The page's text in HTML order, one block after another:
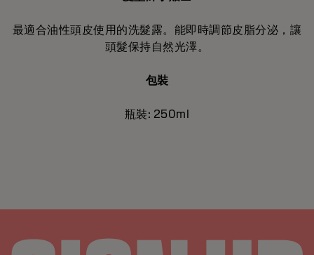
最適合油性頭皮使用的洗髮露。能即時調節皮脂分泌，讓
頭髮保持自然光澤。
包裝
瓶裝: 250ml